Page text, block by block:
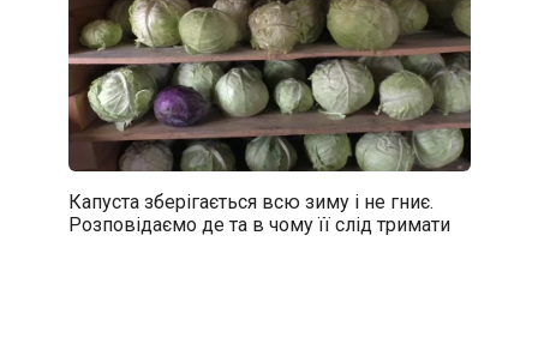
Капуста зберігається всю зиму і не гниє.
Розповідаємо де та в чому її слід тримати